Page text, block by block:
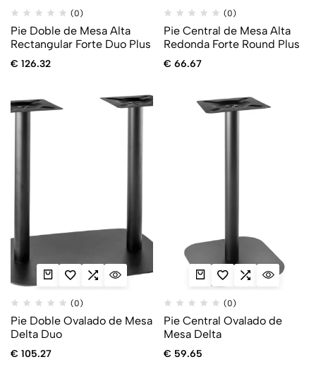
(0)
Pie Doble de Mesa Alta
Rectangular Forte Duo Plus
€ 126.32
(0)
Pie Central de Mesa Alta
Redonda Forte Round Plus
€ 66.67
(0)
Pie Doble Ovalado de Mesa
Delta Duo
€ 105.27
(0)
Pie Central Ovalado de
Mesa Delta
€ 59.65